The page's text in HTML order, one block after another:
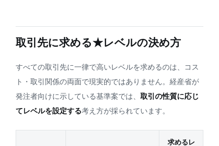
取引先に求める★レベルの決め方
すべての取引先に一律で高いレベルを求めるのは、コス
ト・取引関係の両面で現実的ではありません。経産省が
発注者向けに示している基準案では、 取引の性質に応じ
てレベルを設定する考え方が採られています。
求めるレ